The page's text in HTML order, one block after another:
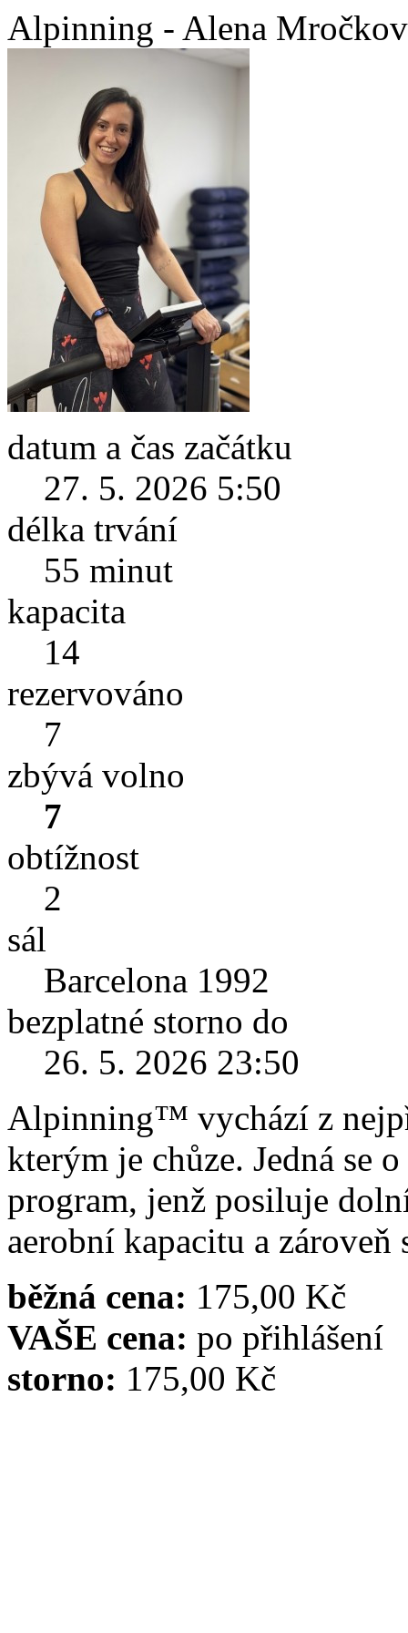
Alpinning - Alena
datum a čas začátku
27. 5. 2026 5:50
délka trvání
55 minut
kapacita
14
rezervováno
7
zbývá volno
7
obtížnost
2
sál
Barcelona 1992
bezplatné storno do
26. 5. 2026 23:50
Alpinning™ vychází z
kterým je chůze. Jedná se
program, jenž posiluje
aerobní kapacitu a
běžná cena: 175,00 Kč
VAŠE cena: po přihlášení
storno: 175,00 Kč